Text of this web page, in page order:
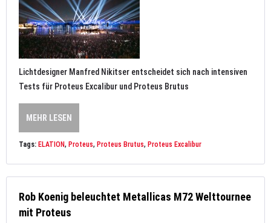
Lichtdesigner Manfred Nikitser entscheidet sich nach intensiven
Tests für Proteus Excalibur und Proteus Brutus
MEHR LESEN
Tags: ELATION, Proteus, Proteus Brutus, Proteus Excalibur
Rob Koenig beleuchtet Metallicas M72 Welttournee
mit Proteus